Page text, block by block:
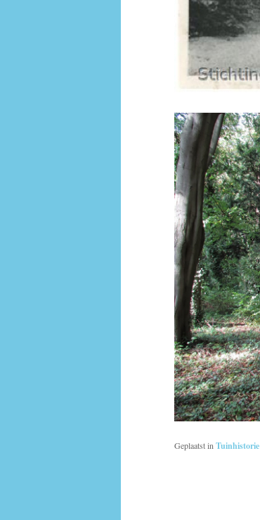
Geplaatst in Tuinhistorie